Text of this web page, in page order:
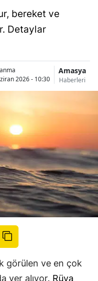
bereket ve
Detaylar
2026 - 10:30
Amasya
Haberleri
görülen ve en çok
yer alıyor. Rüya